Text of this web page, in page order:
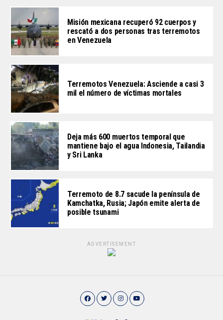
Misión mexicana recuperó 92 cuerpos y
rescató a dos personas tras terremotos
en Venezuela
Terremotos Venezuela: Asciende a casi 3
mil el número de víctimas mortales
Deja más 600 muertos temporal que
mantiene bajo el agua Indonesia, Tailandia
y Sri Lanka
Terremoto de 8.7 sacude la península de
Kamchatka, Rusia; Japón emite alerta de
posible tsunami
ADVERTISEMENT